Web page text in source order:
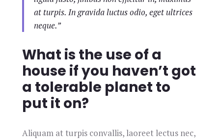
at turpis. In gravida luctus odio, eget ultrices
neque.”
What is the use of a
house if you haven’t got
a tolerable planet to
put it on?
Aliquam at turpis convallis, laoreet lectus nec,